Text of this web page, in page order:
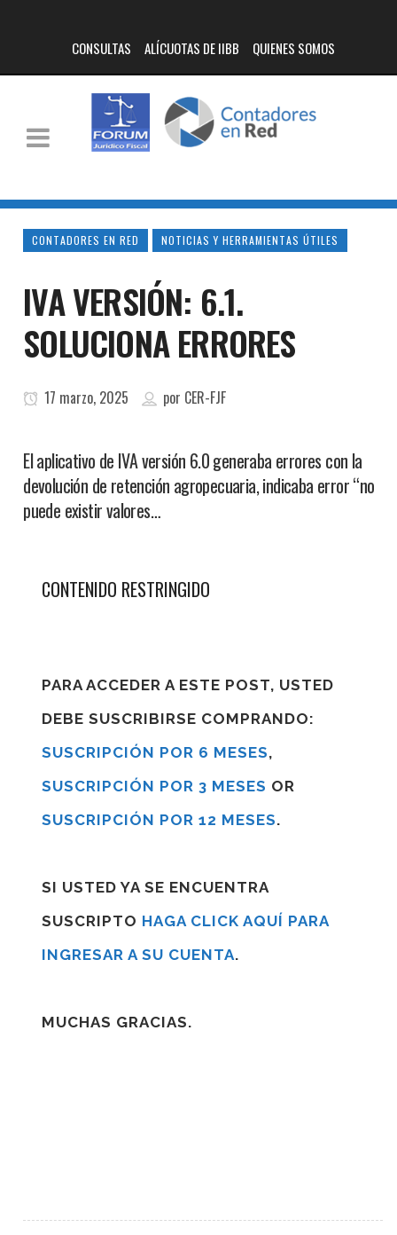
CONSULTAS ALÍCUOTAS DE IIBB QUIENES SOMOS
CONTADORES EN RED NOTICIAS Y HERRAMIENTAS ÚTILES
IVA VERSIÓN: 6.1.
SOLUCIONA ERRORES
17 marzo, 2025 por CER-FJF
El aplicativo de IVA versión 6.0 generaba errores con la
devolución de retención agropecuaria, indicaba error “no
puede existir valores…
CONTENIDO RESTRINGIDO
PARA ACCEDER A ESTE POST, USTED
DEBE SUSCRIBIRSE COMPRANDO:
SUSCRIPCIÓN POR 6 MESES,
SUSCRIPCIÓN POR 3 MESES OR
SUSCRIPCIÓN POR 12 MESES.
SI USTED YA SE ENCUENTRA
SUSCRIPTO HAGA CLICK AQUÍ PARA
INGRESAR A SU CUENTA.
MUCHAS GRACIAS.